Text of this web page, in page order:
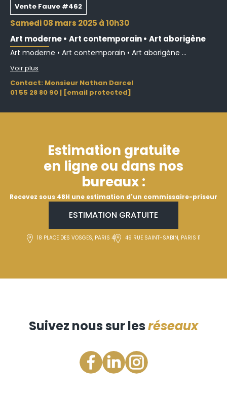
Vente Fauve #462
samedi 08 mars 2025 à 10h30
Art moderne • Art contemporain • Art aborigène
Art moderne • Art contemporain • Art aborigène ...
Voir plus
Contact: Monsieur Nathan Darcel
01 55 28 80 90 | [email protected]
Estimation gratuite
en ligne ou dans nos
bureaux :
Recevez sous 48H une estimation d'un commissaire-priseur
ESTIMATION GRATUITE
18 PLACE DES VOSGES, PARIS 4 49 RUE SAINT-SABIN, PARIS 11
Suivez nous sur lesréseaux